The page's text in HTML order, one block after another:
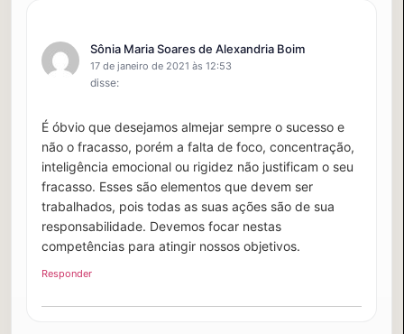
Sônia Maria Soares de Alexandria Boim
disse:
17 de janeiro de 2021 às 12:53
É óbvio que desejamos almejar sempre o sucesso e
não o fracasso, porém a falta de foco, concentração,
inteligência emocional ou rigidez não justificam o seu
fracasso. Esses são elementos que devem ser
trabalhados, pois todas as suas ações são de sua
responsabilidade. Devemos focar nestas
competências para atingir nossos objetivos.
Responder